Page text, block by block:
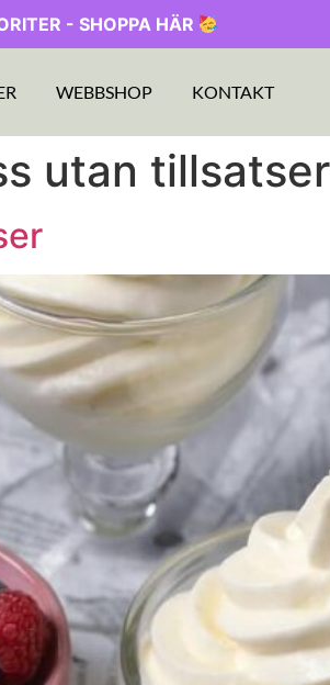
- SHOPPA HÄR
WEBBSHOP KONTAKT
utan tillsatser